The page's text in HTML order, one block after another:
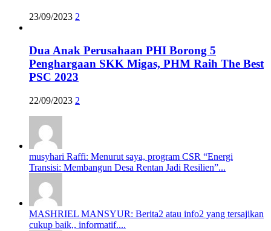
23/09/2023 2
Dua Anak Perusahaan PHI Borong 5
Penghargaan SKK Migas, PHM Raih The Best
PSC 2023
22/09/2023 2
musyhari Raffi: Menurut saya, program CSR “Energi
Transisi: Membangun Desa Rentan Jadi Resilien”...
MASHRIEL MANSYUR: Berita2 atau info2 yang tersajikan
cukup baik,, informatif....